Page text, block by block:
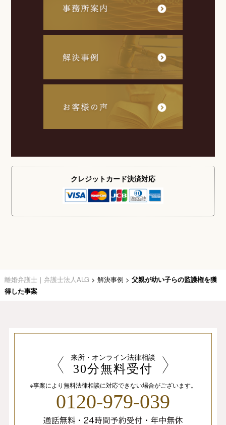
クレジットカード決済対応
離婚弁護士｜弁護士法人ALG > 解決事例 > 父親が幼い子らの監護権を獲
得した事案
来所・オンライン法律相談
30分無料受付
※事案により無料法律相談に対応できない場合がございます。
0120-979-039